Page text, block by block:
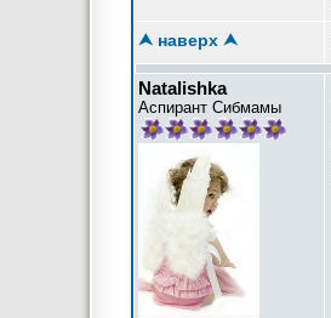
⮝ наверх ⮝
Natalishka
Аспирант Сибмамы